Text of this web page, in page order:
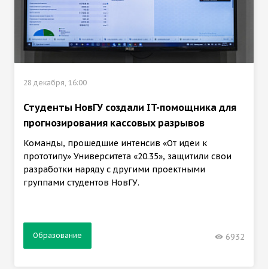
28 декабря, 16:00
Студенты НовГУ создали IT-помощника для
прогнозирования кассовых разрывов
Команды, прошедшие интенсив «От идеи к
прототипу» Университета «20.35», защитили свои
разработки наряду с другими проектными
группами студентов НовГУ.
Образование 6932